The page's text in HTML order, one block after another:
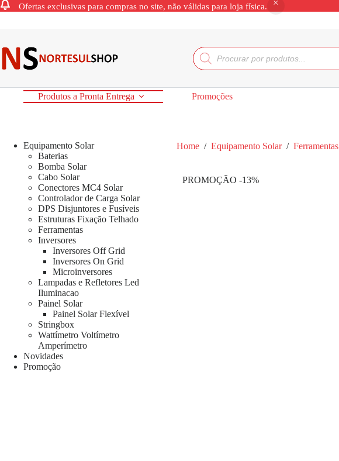
Ofertas exclusivas para compras no site, não válidas para loja física.
Produtos a Pronta Entrega Promoções
Home / Equipamento Solar / Ferramentas
PROMOÇÃO -13%
Equipamento Solar
Baterias
Bomba Solar
Cabo Solar
Conectores MC4 Solar
Controlador de Carga Solar
DPS Disjuntores e Fusíveis
Estruturas Fixação Telhado
Ferramentas
Inversores
Inversores Off Grid
Inversores On Grid
Microinversores
Lampadas e Refletores Led
Iluminacao
Painel Solar
Painel Solar Flexível
Stringbox
Wattímetro Voltímetro
Amperímetro
Novidades
Promoção